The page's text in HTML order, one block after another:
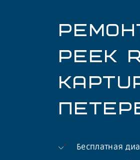
РЕЕК
Бесплатная